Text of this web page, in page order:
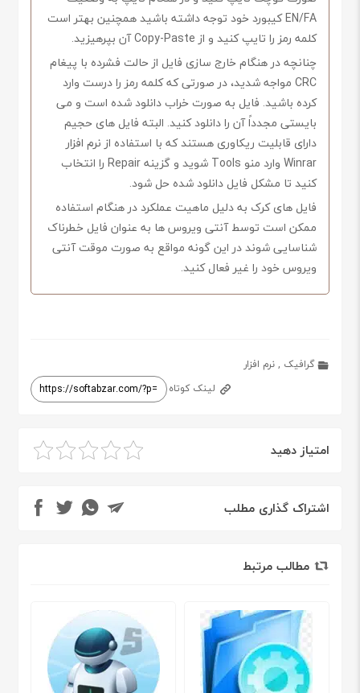
EN/FA کیبورد خود توجه داشته باشید همچنین بهتر است
کلمه رمز را تایپ کنید و از Copy-Paste آن بپرهیزید.
چنانچه در هنگام خارج سازی فایل از حالت فشرده با پیغام
CRC مواجه شدید، در صورتی که کلمه رمز را درست وارد
کرده باشید. فایل به صورت خراب دانلود شده است و می
بایستی مجدداً آن را دانلود کنید. البته فایل های حجیم
دارای قابلیت ریکاوری هستند که با استفاده از نرم افزار
Winrar وارد منو Tools شوید و گزینه Repair را انتخاب
کنید تا مشکل فایل دانلود شده حل شود.
فایل های کرک به دلیل ماهیت عملکرد در هنگام استفاده
ممکن است توسط آنتی ویروس ها به عنوان فایل خطرناک
شناسایی شوند در این گونه مواقع به صورت موقت آنتی
ویروس خود را غیر فعال کنید.
گرافیک ,نرم افزار
لینک کوتاه
امتیاز دهید
اشتراک گذاری مطلب
مطالب مرتبط